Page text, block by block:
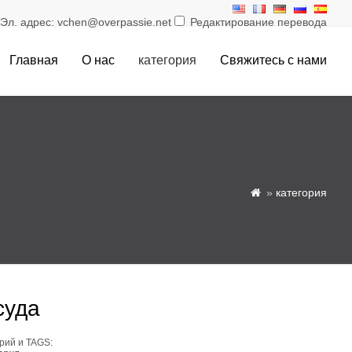
адрес: vchen@overpassie.net Редактирование перевода
Главная О нас категория Свяжитесь с нами
 » категория
и TAGS: